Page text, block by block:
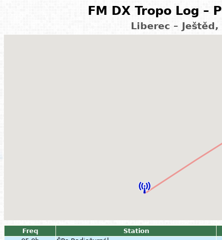
FM DX Tropo Log –
Liberec –
Freq
Station